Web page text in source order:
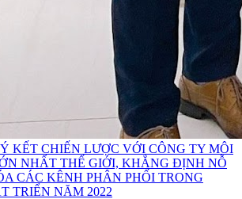
KẾT CHIẾN LƯỢC VỚI CÔNG TY MÔI
NHẤT THẾ GIỚI, KHẲNG ĐỊNH NỖ
CÁC KÊNH PHÂN PHỐI TRONG
TRIỂN NĂM 2022